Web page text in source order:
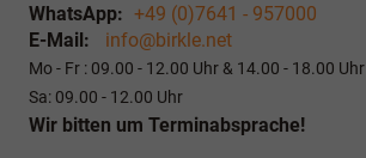
WhatsApp: +49 (0)7641 - 957000
E-Mail:
info@birkle.net
Mo - Fr : 09.00 - 12.00 Uhr & 14.00 - 18.00 Uhr
Sa: 09.00 - 12.00 Uhr
Wir bitten um Terminabsprache!